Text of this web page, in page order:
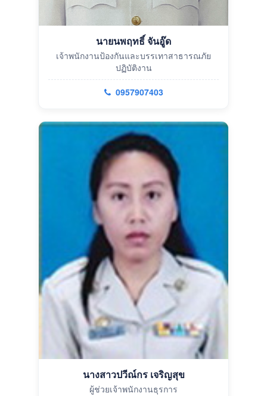
นายนพฤทธิ์ จันอู๊ด
เจ้าพนักงานป้องกันและบรรเทาสาธารณภัย
ปฏิบัติงาน
0957907403
นางสาวปวีณ์กร เจริญสุข
ผู้ช่วยเจ้าพนักงานธุรการ